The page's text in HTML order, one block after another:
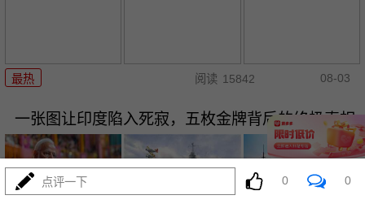
最热 阅读 15842 08-03
一张图让印度陷入死寂，五枚金牌背后的终极真相
点评一下 0 0